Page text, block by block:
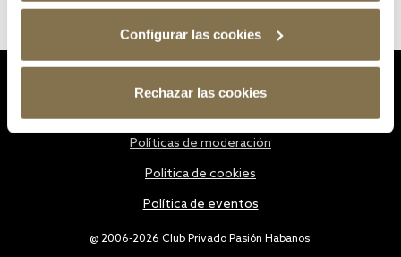
Configurar las cookies
Rechazar las cookies
@ 2006-2026 Club Privado Pasión Habanos.
Políticas de moderación
Política de cookies
Política de eventos